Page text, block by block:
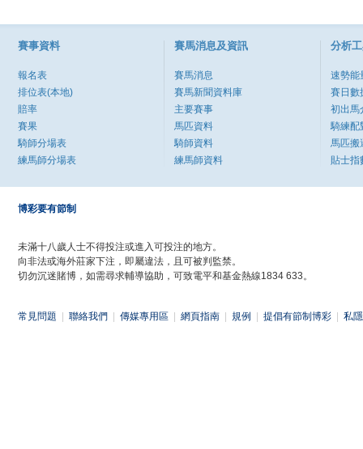
賽事資料
報名表
排位表(本地)
賠率
賽果
騎師分場表
練馬師分場表
賽馬消息及資訊
賽馬消息
賽馬新聞資料庫
主要賽事
馬匹資料
騎師資料
練馬師資料
分析
速勢能
賽日數
初出馬
騎練配
馬匹搬
貼士指
博彩要有節制
未滿十八歲人士不得投注或進入可投注的地方。
向非法或海外莊家下注，即屬違法，且可被判監禁。
切勿沉迷賭博，如需尋求輔導協助，可致電平和基金熱線1834 633。
常見問題 聯絡我們 傳媒專用區 網頁指南 規例 提倡有節制博彩 私